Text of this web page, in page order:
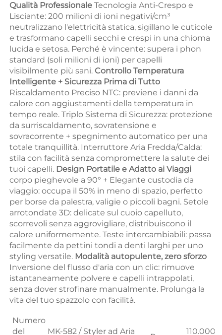
Qualità Professionale Tecnologia Anti-Crespo e
Lisciante: 200 milioni di ioni negativi/cm³
neutralizzano l'elettricità statica, sigillano le cuticole
e trasformano capelli secchi e crespi in una chioma
lucida e setosa. Perché è vincente: supera i phon
standard (soli milioni di ioni) per capelli
visibilmente più sani. Controllo Temperatura
Riscaldamento Preciso NTC: previene i danni da
calore con aggiustamenti della temperatura in
tempo reale. Triplo Sistema di Sicurezza: protezione
da surriscaldamento, sovratensione e
sovracorrente + spegnimento automatico per una
totale tranquillità. Interruttore Aria Fredda/Calda:
stila con facilità senza compromettere la salute dei
tuoi capelli.
corpo pieghevole a 90° + Elegante custodia da
viaggio: occupa il 50% in meno di spazio, perfetto
per borse da palestra, valigie o piccoli bagni. Setole
arrotondate 3D: delicate sul cuoio capelluto,
scorrevoli senza aggrovigliare, distribuiscono il
calore uniformemente. Teste intercambiabili: passa
facilmente da pettini tondi a denti larghi per uno
styling versatile.
Inversione del flusso d'aria con un clic: rimuove
istantaneamente polvere e capelli intrappolati,
senza dover strofinare manualmente. Prolunga la
vita del tuo spazzolo con facilità.
Numero
del
MK-582 / Styler ad Aria 110.000